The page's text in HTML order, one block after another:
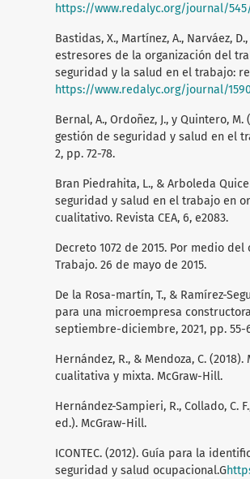
https://www.redalyc.org/journal/
Bastidas, X., Martínez, A., Narváez,
estresores de la organización del
seguridad y la salud en el trabajo:
https://www.redalyc.org/journal/
Bernal, A., Ordoñez, J., y Quintero,
gestión de seguridad y salud en el
2, pp. 72-78.
Bran Piedrahita, L., & Arboleda
seguridad y salud en el trabajo en
cualitativo. Revista CEA, 6, e2083.
Decreto 1072 de 2015. Por medio
Trabajo. 26 de mayo de 2015.
De la Rosa-martín, T., & Ramírez-
para una microempresa
septiembre-diciembre, 2021, pp. 55-
Hernández, R., & Mendoza, C.
cualitativa y mixta. McGraw-Hill.
Hernández-Sampieri, R., Collado, C.
ed.). McGraw-Hill.
ICONTEC. (2012). Guía para la
seguridad y salud ocupacional.G